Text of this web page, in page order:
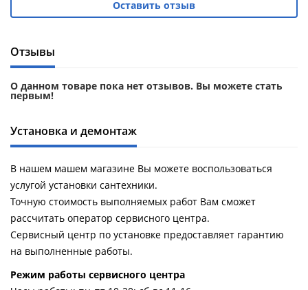
Оставить отзыв
Отзывы
О данном товаре пока нет отзывов. Вы можете стать
первым!
Установка и демонтаж
В нашем машем магазине Вы можете воспользоваться
услугой установки сантехники.
Точную стоимость выполняемых работ Вам сможет
рассчитать оператор сервисного центра.
Сервисный центр по установке предоставляет гарантию
на выполненные работы.
Pежим работы сервисного центра